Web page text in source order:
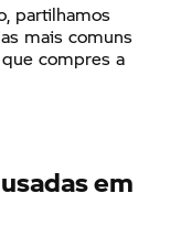
partilhamos
mais comuns
compres a
em